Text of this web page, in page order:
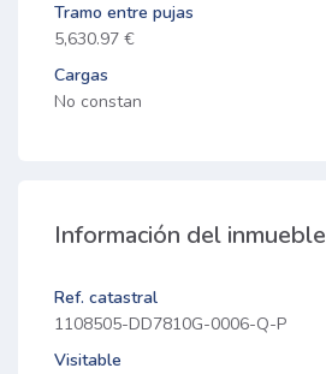
Tramo entre pujas
5,630.97 €
Cargas
No constan
Información del inmueble
Ref. catastral
1108505-DD7810G-0006-Q-P
Visitable